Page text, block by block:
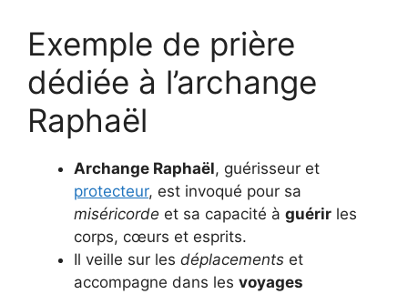
Exemple de prière
dédiée à l’archange
Raphaël
Archange Raphaël, guérisseur et
protecteur, est invoqué pour sa
miséricorde et sa capacité à guérir les
corps, cœurs et esprits.
Il veille sur les déplacements et
accompagne dans les voyages